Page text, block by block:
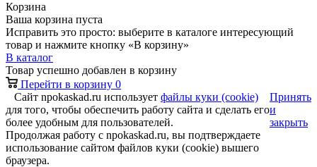
Корзина
Ваша корзина пуста
Исправить это просто: выберите в каталоге интересующий
товар и нажмите кнопку «В корзину»
В каталог
Товар успешно добавлен в корзину
Перейти в корзину 0
Сайт npokaskad.ru использует файлы куки (cookie)
для того, чтобы обеспечить работу сайта и сделать его
более удобным для пользователей.
Продолжая работу с npokaskad.ru, вы подтверждаете
использование сайтом файлов куки (cookie) вышего
браузера.
Принять
и
закрыть